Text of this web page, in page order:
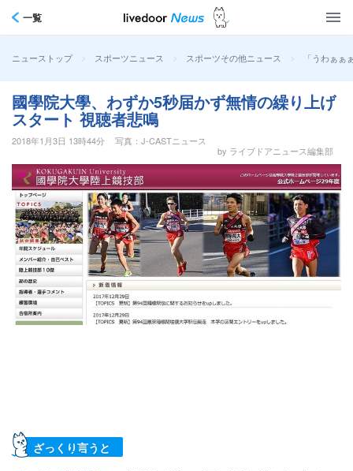
一覧
ニューストップ > スポーツニュース > スポーツその他ニュース > 「うわぁ
國學院大學、わずか5秒届かず無情の繰り上げ
スタート 視聴者悲鳴
2018年1月3日 13時44分
写真：J-CASTニュース
by ライブドアニュース編集部
ざっくり言うと